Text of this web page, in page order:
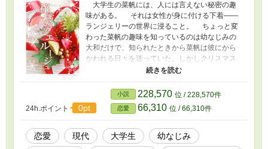
大学生の菜帆には、人には言えない秘密の趣
味がある。 それは女性が身に付ける下着――
ランジェリーの世界に浸ること。 ちょっと変
わった菜帆の趣味を知っているのは幼なじみの
大和だけで、知られたときから菜帆は彼にから
かわれる日々を送っていた。しかしクリスマス
が近付いてきた頃から、菜帆は大和にいつも以
上にからかわれたり振り回されるようになって
――？ 大学生幼なじみ同士の、可愛いクリス
マスストーリーです。 ※ Rシーンを含む話には
「◆」表記あり。 ※ 設定やストーリーはすべて
フィクションです。実際の人物・企業・組織・
団体には一切関係がありません。 ※ ムーンライ
トノベルズにR18版、エブリスタ・ベリーズカ
24h.ポイント 0pt
小説 228,570 位 / 228,570件
恋愛 66,310 位 / 66,310件
恋愛 現代 大学生 幼なじみ